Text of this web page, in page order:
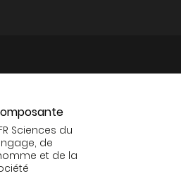
Sciences du
de
et de la